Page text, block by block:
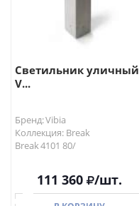
Светильник уличный
V...
Бренд: Vibia
Коллекция: Break
Break 4101 80/
111 360 /шт.